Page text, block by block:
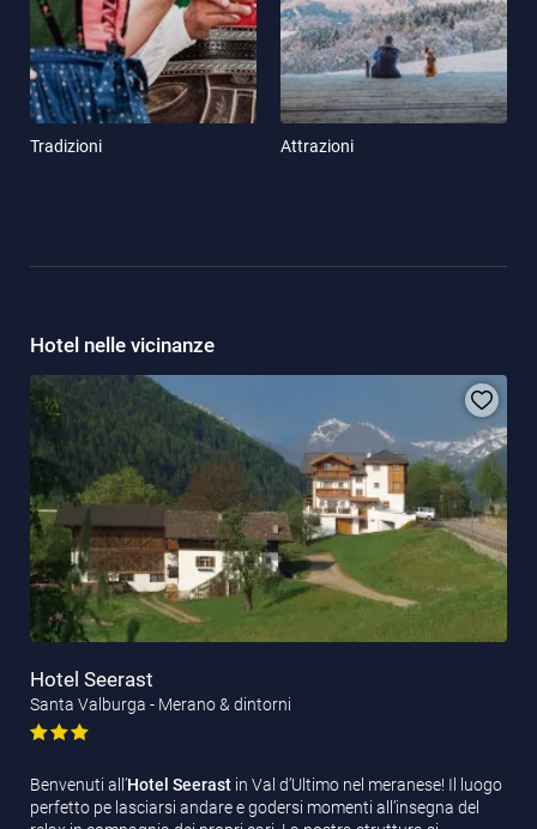
Tradizioni Attrazioni
Hotel nelle vicinanze
Hotel Seerast
Santa Valburga - Merano & dintorni
Benvenuti all’Hotel Seerast in Val d’Ultimo nel meranese! Il luogo
perfetto pe lasciarsi andare e godersi momenti all’insegna del